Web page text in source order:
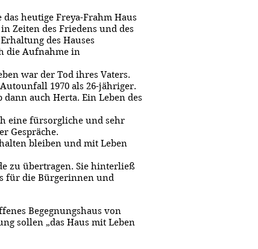
heutige Freya-Frahm Haus
Zeiten des Friedens und des
des Hauses
die Aufnahme in
war der Tod ihres Vaters.
1970 als 26-jähriger.
auch Herta. Ein Leben des
eine fürsorgliche und sehr
Gespräche.
bleiben und mit Leben
zu übertragen. Sie hinterließ
für die Bürgerinnen und
Begegnungshaus von
sollen „das Haus mit Leben